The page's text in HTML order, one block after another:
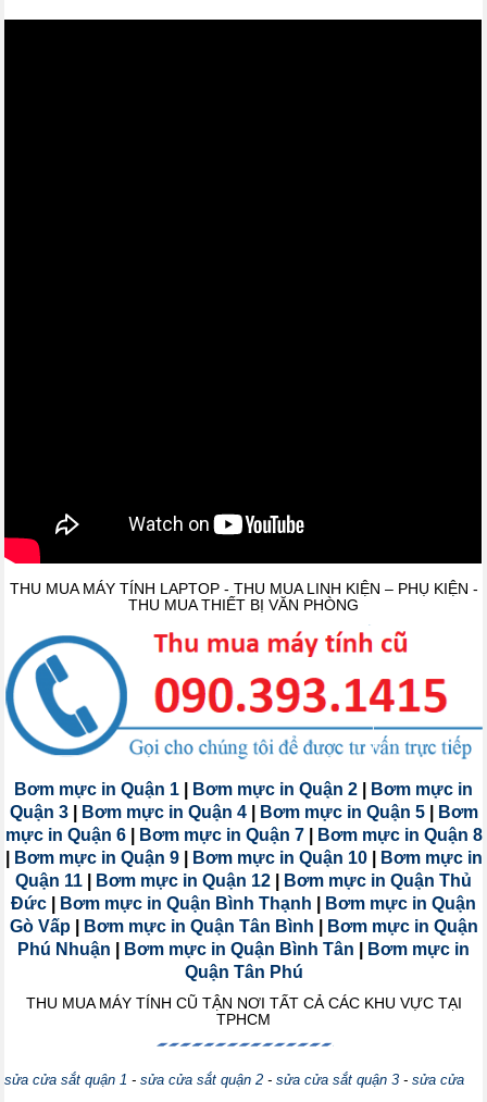
THU MUA MÁY TÍNH LAPTOP - THU MUA LINH KIỆN – PHỤ KIỆN -
THU MUA THIẾT BỊ VĂN PHÒNG
Bơm mực in Quận 1 Bơm mực in Quận 2
Bơm mực in
Quận 3| Bơm mực in Quận 4| Bơm mực in Quận 5|
Bơm
mực in Quận 6| Bơm mực in Quận 7|
Bơm mực in Quận 8
Bơm mực in Quận 9| Bơm mực in Quận 10|
Bơm mực in
Quận 11
Bơm mực in Quận 12
Bơm mực in Quận Thủ
Đức
Bơm mực in Quận Bình Thạnh
Bơm mực in Quận
Gò Vấp| Bơm mực in Quận Tân Bình
Bơm mực in Quận
Phú Nhuận
Bơm mực in Quận Bình Tân
Bơm mực in
Quận Tân Phú
THU MUA MÁY TÍNH CŨ TẬN NƠI TẤT CẢ CÁC KHU VỰC TẠI
TPHCM
sửa cửa sắt quận 1 -sửa cửa sắt quận 2 -sửa cửa sắt quận 3 -sửa cửa